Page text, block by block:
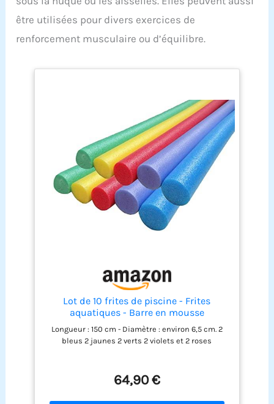
être utilisées pour divers exercices de
renforcement musculaire ou d’équilibre.
Lot de 10 frites de piscine - Frites
aquatiques - Barre en mousse
Longueur : 150 cm - Diamètre : environ 6,5 cm. 2
bleus 2 jaunes 2 verts 2 violets et 2 roses
64,90 €